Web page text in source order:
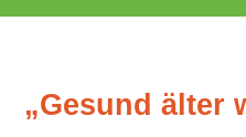
„Gesund älter